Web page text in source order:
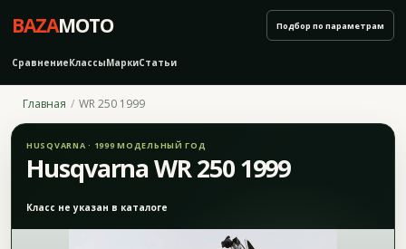
BAZAMOTO
СравнениеКлассыМаркиСтатьи
Подбор по параметрам
Главная WR 250 1999
HUSQVARNA · 1999 МОДЕЛЬНЫЙ ГОД
Husqvarna WR 250 1999
Класс не указан в каталоге